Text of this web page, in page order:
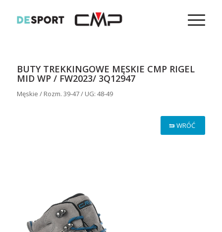
BUTY TREKKINGOWE MĘSKIE CMP RIGEL
MID WP / FW2023/ 3Q12947
Męskie / Rozm. 39-47 / UG: 48-49
WRÓĆ